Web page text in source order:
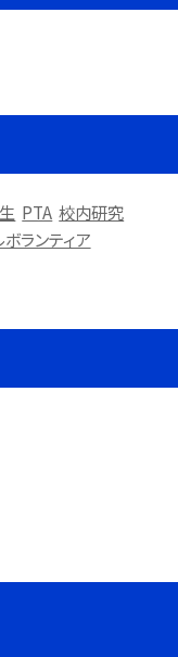
PTA 校内研究
ランティア